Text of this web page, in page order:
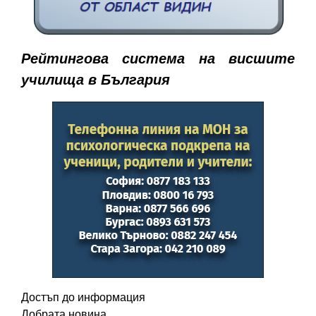
Рейтингова система на висшите
училища в България
Достъп до информация